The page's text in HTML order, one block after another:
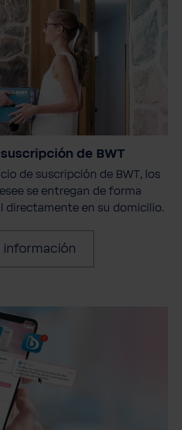
de BWT
de suscripción de BWT, los
se entregan de forma
directamente en su domicilio.
información